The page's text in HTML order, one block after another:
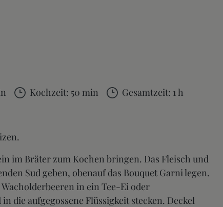
Kochzeit: 50 min Gesamtzeit: 1 h
im Bräter zum Kochen bringen. Das Fleisch und
Sud geben, obenauf das Bouquet Garni legen.
in ein Tee-Ei oder
die aufgegossene Flüssigkeit stecken. Deckel